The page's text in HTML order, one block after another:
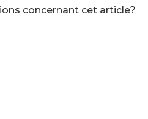
concernant cet article?